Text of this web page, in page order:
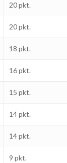
20 pkt.
20 pkt.
18 pkt.
16 pkt.
15 pkt.
14 pkt.
14 pkt.
9 pkt.